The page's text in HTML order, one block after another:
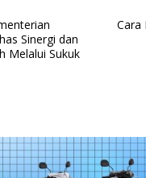
Sinergi dan
Melalui Sukuk
Cara